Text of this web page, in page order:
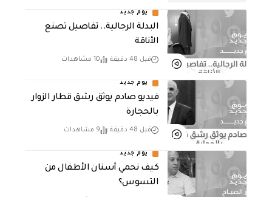
يوم جديد
البدلة الرجالية.. تفاصيل تصنع
الأناقة
قبل 48 دقيقة 10 مشاهدات
يوم جديد
فيديو صادم يوثق رشق قطار الزوار
بالحجارة
قبل 48 دقيقة 9 مشاهدات
يوم جديد
كيف نحمي أسنان الأطفال من
التسوس؟